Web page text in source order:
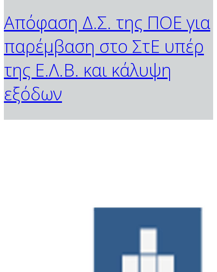
Απόφαση Δ.Σ. της ΠΟΕ για
παρέμβαση στο ΣτΕ υπέρ
της Ε.Λ.Β. και κάλυψη
εξόδων